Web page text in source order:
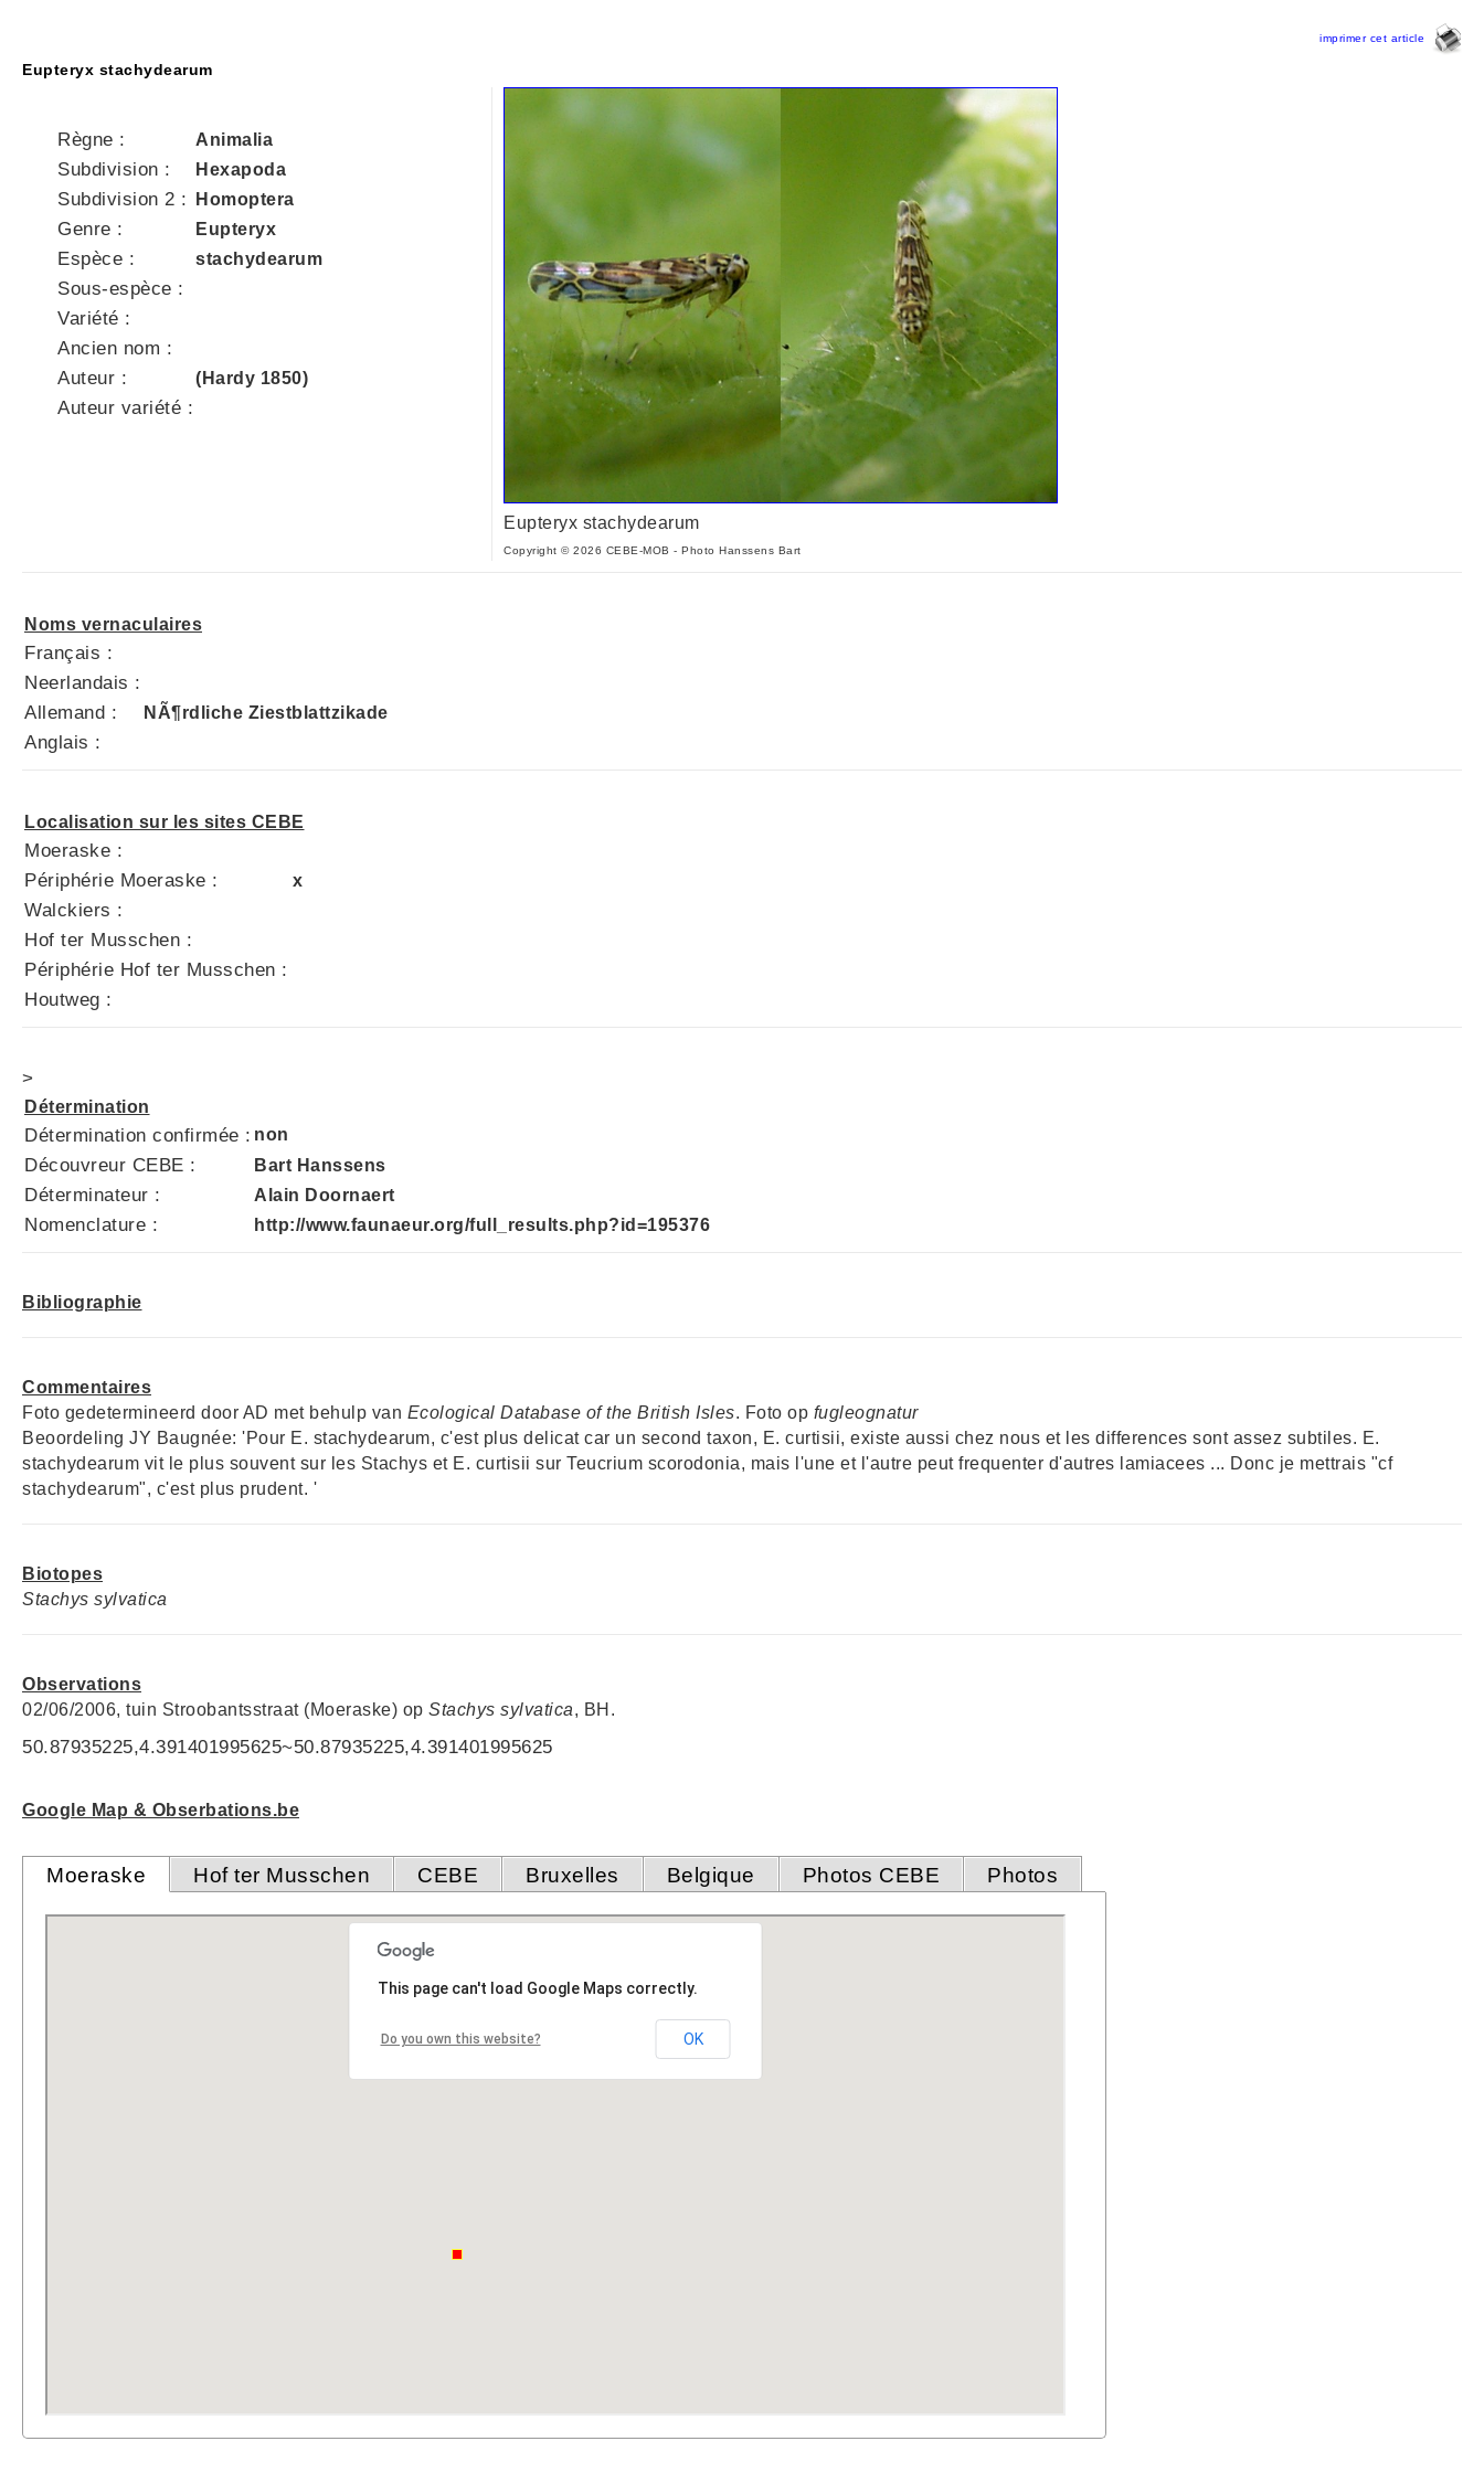
imprimer cet article
Eupteryx stachydearum
Règne : Animalia
Subdivision : Hexapoda
Subdivision 2 : Homoptera
Genre : Eupteryx
Espèce : stachydearum
Sous-espèce :
Variété :
Ancien nom :
Auteur :
(Hardy 1850)
Auteur variété :
Eupteryx stachydearum
Copyright © 2026 CEBE-MOB - Photo Hanssens Bart
Noms vernaculaires
Français :
Neerlandais :
Allemand :
NÃ¶rdliche Ziestblattzikade
Anglais :
Localisation sur les sites CEBE
Moeraske :
Périphérie Moeraske :
x
Walckiers :
Hof ter Musschen :
Périphérie Hof ter Musschen :
Houtweg :
>
Détermination
Détermination confirmée : non
Découvreur CEBE : Bart Hanssens
Déterminateur : Alain Doornaert
Nomenclature : http://www.faunaeur.org/full_results.php?id=195376
Bibliographie
Commentaires
Foto gedetermineerd door AD met behulp van Ecological Database of the British Isles. Foto op fugleognatur
Beoordeling JY Baugnée: 'Pour E. stachydearum, c'est plus delicat car un second taxon, E. curtisii, existe aussi chez nous et les differences sont assez subtiles. E.
stachydearum vit le plus souvent sur les Stachys et E. curtisii sur Teucrium scorodonia, mais l'une et l'autre peut frequenter d'autres lamiacees ... Donc je mettrais "cf
stachydearum", c'est plus prudent. '
Biotopes
Stachys sylvatica
Observations
02/06/2006, tuin Stroobantsstraat (Moeraske) op Stachys sylvatica, BH.
50.87935225,4.391401995625~50.87935225,4.391401995625
Google Map & Obserbations.be
Moeraske Hof ter Musschen CEBE Bruxelles Belgique Photos CEBE Photos